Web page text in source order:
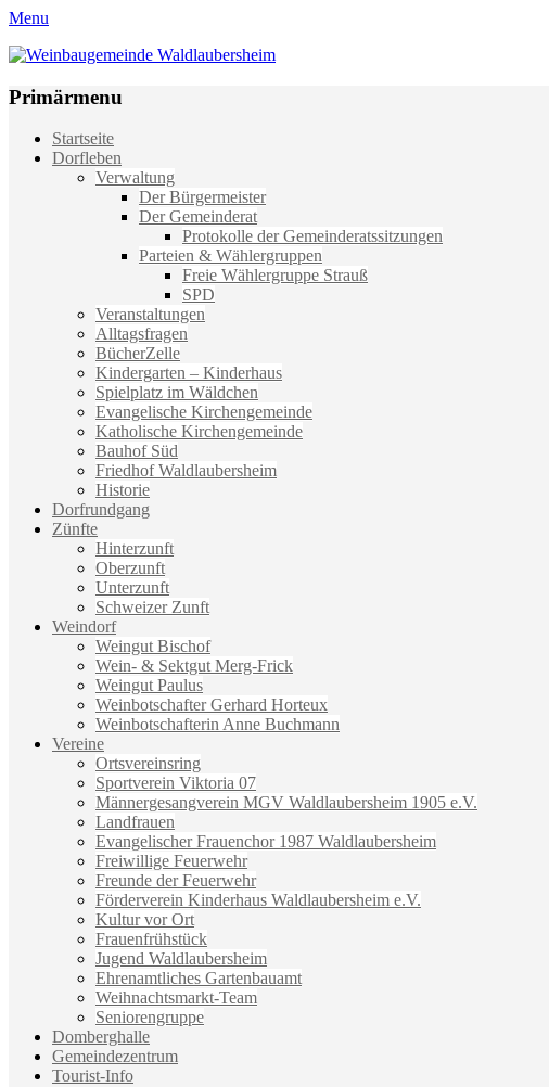
Menu
Weinbaugemeinde Waldlaubersheim
Primärmenu
Weiter
zum
Startseite
Dorfleben
Verwaltung
Der Bürgermeister
Der Gemeinderat
Protokolle der Gemeinderatssitzungen
Parteien & Wählergruppen
Freie Wählergruppe Strauß
SPD
Veranstaltungen
Alltagsfragen
BücherZelle
Kindergarten – Kinderhaus
Spielplatz im Wäldchen
Evangelische Kirchengemeinde
Katholische Kirchengemeinde
Bauhof Süd
Friedhof Waldlaubersheim
Historie
Dorfrundgang
Zünfte
Hinterzunft
Oberzunft
Unterzunft
Schweizer Zunft
Weindorf
Weingut Bischof
Wein- & Sektgut Merg-Frick
Weingut Paulus
Weinbotschafter Gerhard Horteux
Weinbotschafterin Anne Buchmann
Vereine
Ortsvereinsring
Sportverein Viktoria 07
Männergesangverein MGV Waldlaubersheim 1905 e.V.
Landfrauen
Evangelischer Frauenchor 1987 Waldlaubersheim
Freiwillige Feuerwehr
Freunde der Feuerwehr
Förderverein Kinderhaus Waldlaubersheim e.V.
Kultur vor Ort
Frauenfrühstück
Jugend Waldlaubersheim
Ehrenamtliches Gartenbauamt
Weihnachtsmarkt-Team
Seniorengruppe
Domberghalle
Gemeindezentrum
Tourist-Info